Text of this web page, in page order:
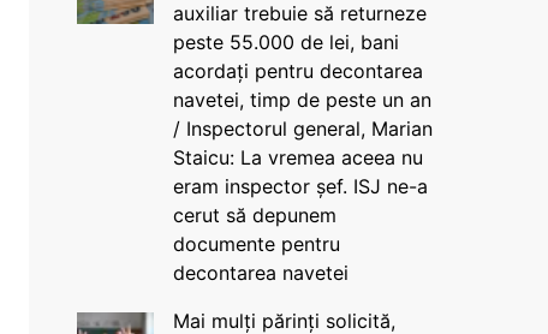
auxiliar trebuie să returneze
peste 55.000 de lei, bani
acordați pentru decontarea
navetei, timp de peste un an
/ Inspectorul general, Marian
Staicu: La vremea aceea nu
eram inspector șef. ISJ ne-a
cerut să depunem
documente pentru
decontarea navetei
Mai mulți părinți solicită,